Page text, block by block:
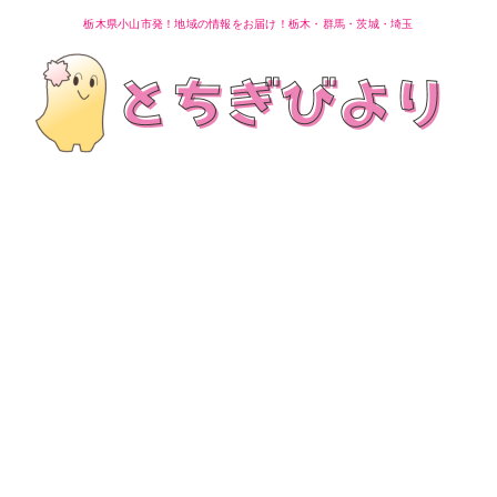
栃木県小山市発！地域の情報をお届け！栃木・群馬・茨城・埼玉